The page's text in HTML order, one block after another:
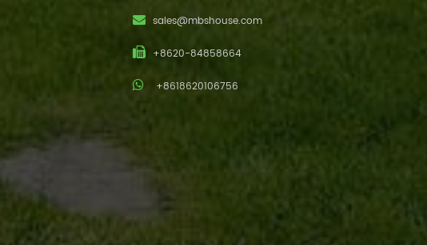
sales@mbshouse.com
+8620-84858664
+8618620106756